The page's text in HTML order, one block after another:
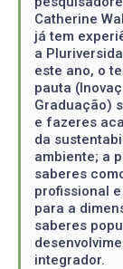
Catherine
já tem
a
este ano, o
pauta
Graduação)
e fazeres
da
ambiente; a
saberes
profissional
para a
saberes
integrador.